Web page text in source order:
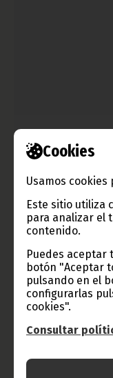
Cookies
Usamos
Este sitio utiliza
para analizar el
contenido.
Puedes aceptar
botón "Aceptar
pulsando en el
configurarlas
cookies".
Consultar
El técnico
la Selección
marzo 22, 2011
El cercano estreno
requería un esfuerzo
prestigioso técnico
afición.
Noticias Deportes